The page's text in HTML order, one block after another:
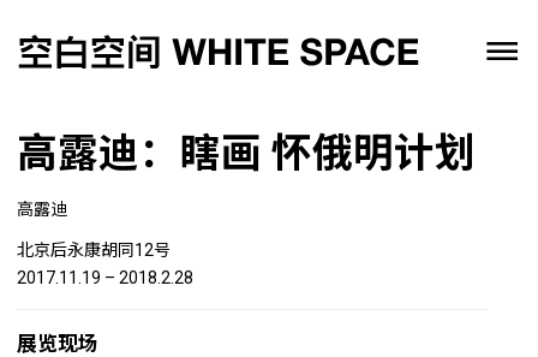
高露迪：瞎画 怀俄明计划
高露迪
北京后永康胡同12号
2017.11.19 – 2018.2.28
展览现场